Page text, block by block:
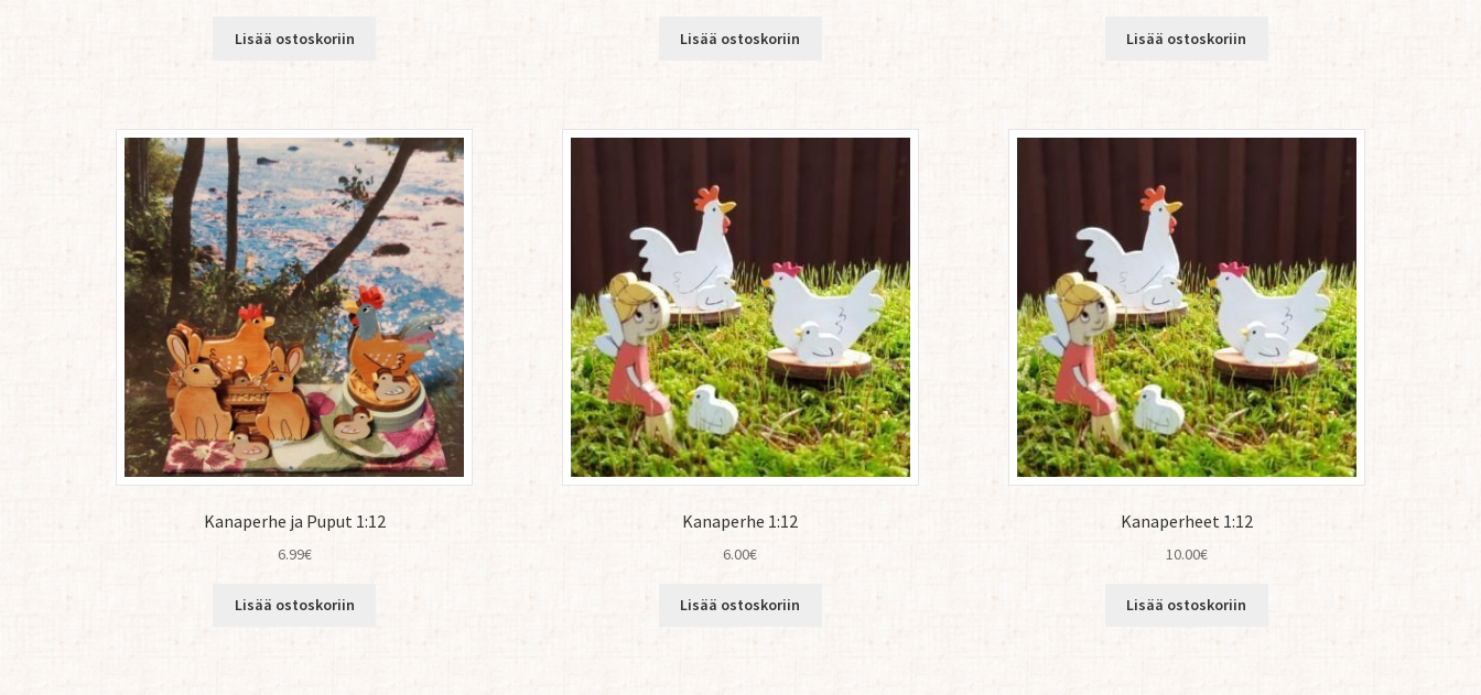
Lisää ostoskoriin Lisää ostoskoriin Lisää ostoskoriin
Kanaperhe ja Puput 1:12
6.99€
Lisää ostoskoriin
Kanaperhe 1:12
6.00€
Lisää ostoskoriin
Kanaperheet 1:12
10.00€
Lisää ostoskoriin